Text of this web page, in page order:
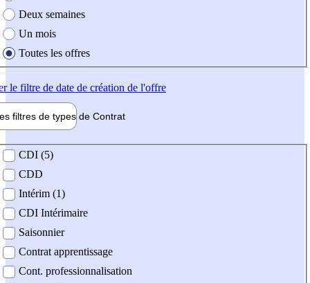
Deux semaines
Un mois
Toutes les offres
le filtre de date de création de l'offre
filtres de types de Contrat
contrat
CDI (5)
CDD
Intérim (1)
CDI Intérimaire
Saisonnier
Contrat apprentissage
Cont. professionnalisation